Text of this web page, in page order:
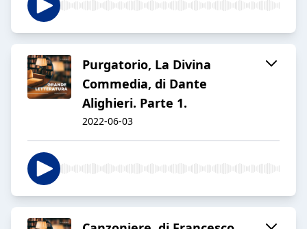
Purgatorio, La Divina
Commedia, di Dante
Alighieri. Parte 1.
2022-06-03